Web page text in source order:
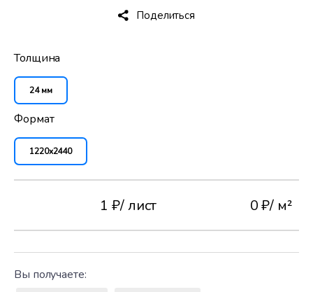
Поделиться
Толщина
24 мм
Формат
1220x2440
1 ₽/ лист 0 ₽/ м²
Вы получаете: